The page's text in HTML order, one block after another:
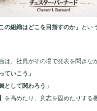
この組織はどこを目指すのか」 という
は、社員がその場で発表を聞きなが
ていこう」
として関わろう」
を高めたり、意志を固めたりする